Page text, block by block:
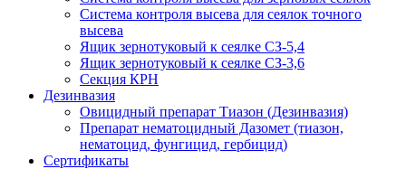
Система контроля высева для сеялок точного
высева
Ящик зернотуковый к сеялке СЗ-5,4
Ящик зернотуковый к сеялке СЗ-3,6
Секция КРН
Дезинвазия
Овицидный препарат Тиазон (Дезинвазия)
Препарат нематоцидный Дазомет (тиазон,
нематоцид, фунгицид, гербицид)
Сертификаты